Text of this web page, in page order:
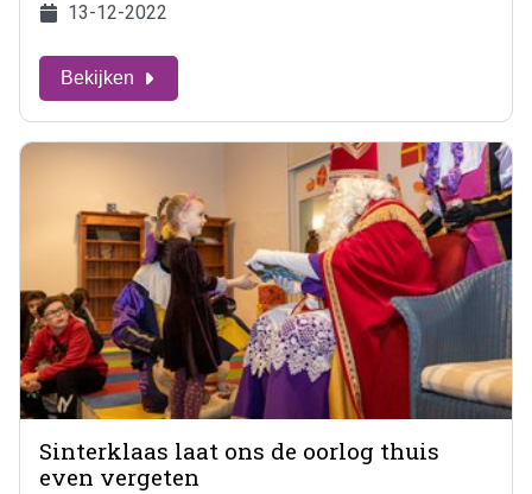
13-12-2022
Bekijken
Sinterklaas laat ons de oorlog thuis
even vergeten